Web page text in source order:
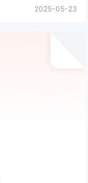
2025-05-23